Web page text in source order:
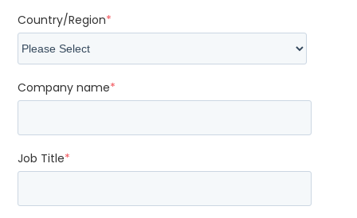
Country/Region*
Company name*
Job Title*